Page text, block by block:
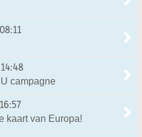
campagne
kaart van Europa!